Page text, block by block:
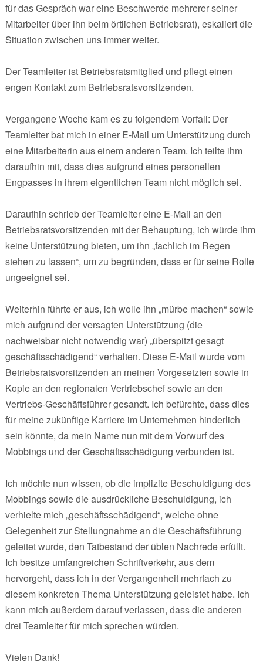
für das Gespräch war eine Beschwerde mehrerer seiner
Mitarbeiter über ihn beim örtlichen Betriebsrat), eskaliert die
Situation zwischen uns immer weiter.
Der Teamleiter ist Betriebsratsmitglied und pflegt einen
engen Kontakt zum Betriebsratsvorsitzenden.
Vergangene Woche kam es zu folgendem Vorfall: Der
Teamleiter bat mich in einer E-Mail um Unterstützung durch
eine Mitarbeiterin aus einem anderen Team. Ich teilte ihm
daraufhin mit, dass dies aufgrund eines personellen
Engpasses in ihrem eigentlichen Team nicht möglich sei.
Daraufhin schrieb der Teamleiter eine E-Mail an den
Betriebsratsvorsitzenden mit der Behauptung, ich würde ihm
keine Unterstützung bieten, um ihn „fachlich im Regen
stehen zu lassen“, um zu begründen, dass er für seine Rolle
ungeeignet sei.
Weiterhin führte er aus, ich wolle ihn „mürbe machen“ sowie
mich aufgrund der versagten Unterstützung (die
nachweisbar nicht notwendig war) „überspitzt gesagt
geschäftsschädigend“ verhalten. Diese E-Mail wurde vom
Betriebsratsvorsitzenden an meinen Vorgesetzten sowie in
Kopie an den regionalen Vertriebschef sowie an den
Vertriebs-Geschäftsführer gesandt. Ich befürchte, dass dies
für meine zukünftige Karriere im Unternehmen hinderlich
sein könnte, da mein Name nun mit dem Vorwurf des
Mobbings und der Geschäftsschädigung verbunden ist.
Ich möchte nun wissen, ob die implizite Beschuldigung des
Mobbings sowie die ausdrückliche Beschuldigung, ich
verhielte mich „geschäftsschädigend“, welche ohne
Gelegenheit zur Stellungnahme an die Geschäftsführung
geleitet wurde, den Tatbestand der üblen Nachrede erfüllt.
Ich besitze umfangreichen Schriftverkehr, aus dem
hervorgeht, dass ich in der Vergangenheit mehrfach zu
diesem konkreten Thema Unterstützung geleistet habe. Ich
kann mich außerdem darauf verlassen, dass die anderen
drei Teamleiter für mich sprechen würden.
Vielen Dank!